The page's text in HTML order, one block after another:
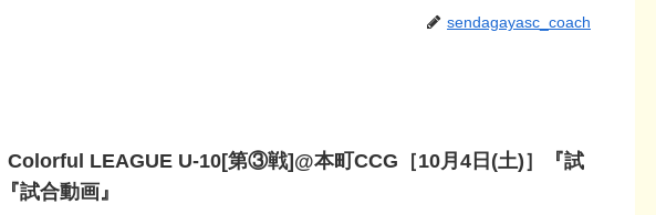
sendagayasc_coach
Colorful LEAGUE U-10[第③戦]@本町CCG［10月4日(土)］『試
試合動画』